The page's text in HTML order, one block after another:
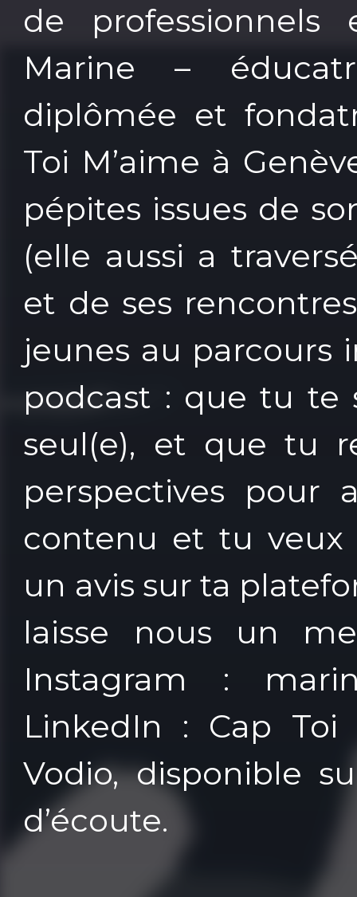
de professionnels
Marine –
diplômée et
Toi M’aime à
pépites issues de
(elle aussi a
et de ses
jeunes au parcours
podcast : que tu te
seul(e), et que tu
perspectives pour
contenu et tu veux
un avis sur ta
laisse nous un
Instagram :
LinkedIn : Cap
Vodio, disponible
d’écoute.